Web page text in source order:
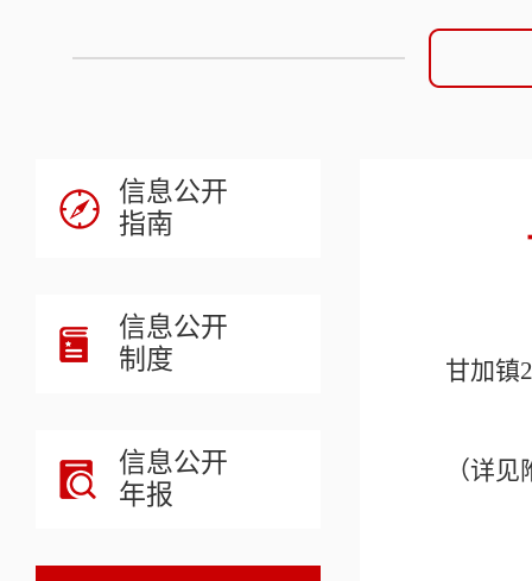
信息公开
指南
信息公开
制度
信息公开
年报
甘加镇
（详